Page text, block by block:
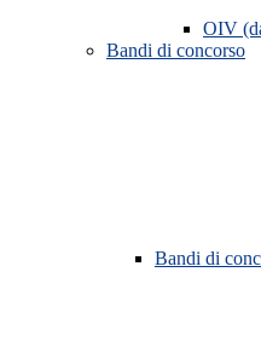
OIV
Bandi di concorso
Bandi di